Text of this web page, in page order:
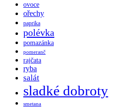
ovoce
ořechy
paprika
polévka
pomazánka
pomeranč
rajčata
ryba
salát
sladké dobroty
smetana